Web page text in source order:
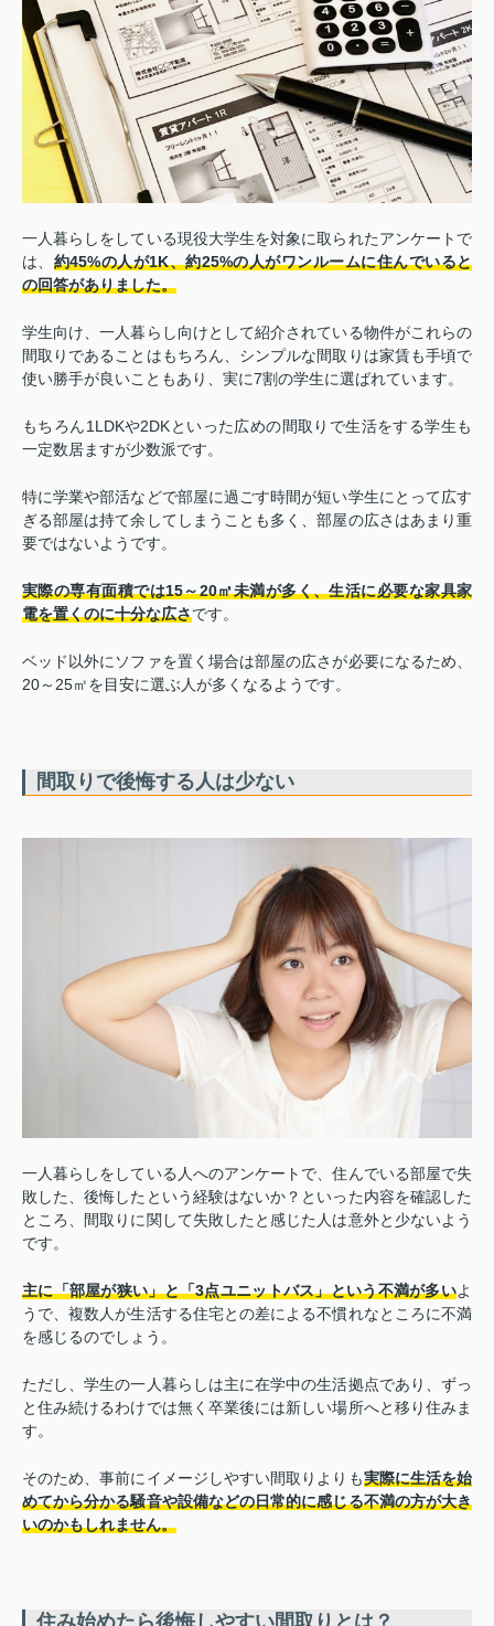
一人暮らしをしている現役大学生を対象に取られたアンケートで
は、 約45%の人が1K、約25%の人がワンルームに住んでいると
の回答がありました。
学生向け、一人暮らし向けとして紹介されている物件がこれらの
間取りであることはもちろん、シンプルな間取りは家賃も手頃で
使い勝手が良いこともあり、実に7割の学生に選ばれています。
もちろん1LDKや2DKといった広めの間取りで生活をする学生も
一定数居ますが少数派です。
特に学業や部活などで部屋に過ごす時間が短い学生にとって広す
ぎる部屋は持て余してしまうことも多く、部屋の広さはあまり重
要ではないようです。
実際の専有面積では15～20㎡未満が多く、生活に必要な家具家
電を置くのに十分な広さです。
ベッド以外にソファを置く場合は部屋の広さが必要になるため、
20～25㎡を目安に選ぶ人が多くなるようです。
間取りで後悔する人は少ない
一人暮らしをしている人へのアンケートで、住んでいる部屋で失
敗した、後悔したという経験はないか？といった内容を確認した
ところ、間取りに関して失敗したと感じた人は意外と少ないよう
です。
主に「部屋が狭い」と「3点ユニットバス」という不満が多いよ
うで、複数人が生活する住宅との差による不慣れなところに不満
を感じるのでしょう。
ただし、学生の一人暮らしは主に在学中の生活拠点であり、ずっ
と住み続けるわけでは無く卒業後には新しい場所へと移り住みま
す。
そのため、事前にイメージしやすい間取りよりも実際に生活を始
めてから分かる騒音や設備などの日常的に感じる不満の方が大き
いのかもしれません。